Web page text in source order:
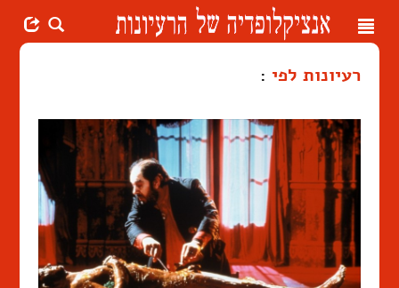
Toggle
רעיונות לפי :